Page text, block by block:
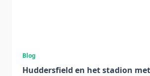
Blog
Huddersfield en het stadion